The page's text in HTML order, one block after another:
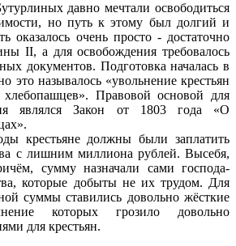
давно мечтали освободиться
но путь к этому был долгий и
оказалось очень просто - достаточно
II, а для освобождения требовалось
документов. Подготовка началась в
это называлось «увольнение крестьян
Правовой основой для
являлся Закон от 1803 года «О
крестьяне должны были заплатить
с лишним миллиона рублей. Высебя,
сумму назначали сами господа-
которые добыты не их трудом. Для
суммы ставились довольно жёсткие
которых грозило довольно
для крестьян.